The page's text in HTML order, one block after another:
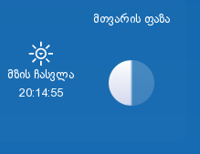
20:14:55
Მზის Ჩასვლა
ᲛᲗᲕᲐᲠᲘᲡ ᲤᲐᲖᲐ